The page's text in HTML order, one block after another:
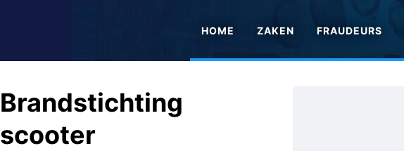
HOME ZAKEN FRAUDEURS
Brandstichting
scooter